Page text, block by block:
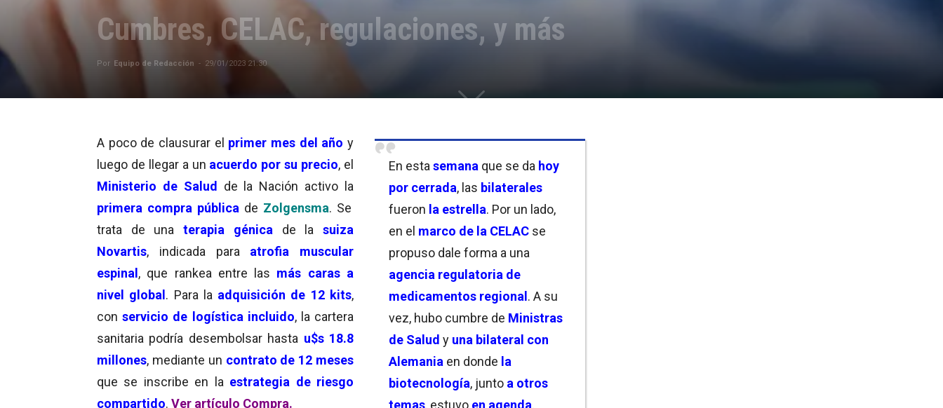
Cumbres, CELAC, regulaciones, y más
Por Equipo de Redacción - 29/01/2023 21:30
En esta semana que se da hoy
por cerrada, las bilaterales
fueron la estrella. Por un lado,
en el marco de la CELAC se
propuso dale forma a una
agencia regulatoria de
medicamentos regional. A su
vez, hubo cumbre de Ministras
de Salud y una bilateral con
Alemania en donde la
biotecnología, junto a otros
temas, estuvo en agenda.
A poco de clausurar el primer mes del año y
luego de llegar a un acuerdo por su precio, el
Ministerio de Salud de la Nación activo la
primera compra pública de Zolgensma. Se
trata de una terapia génica de la suiza
Novartis, indicada para atrofia muscular
espinal, que rankea entre las más caras a
nivel global. Para la adquisición de 12 kits,
conservicio de logística incluido, la cartera
sanitaria podría desembolsar hasta u$s 18.8
millones, mediante un contrato de 12 meses
que se inscribe en la estrategia de riesgo
compartido. Ver artículo Compra.